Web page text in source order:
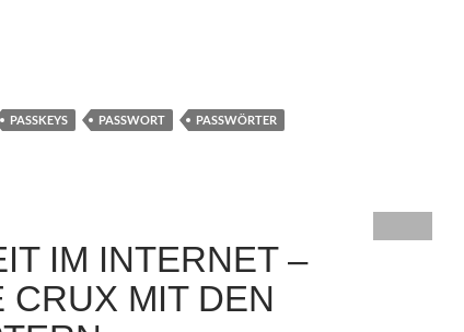
2: Das Ende der Passwörter
PASSKEYS PASSWORT
PASSWÖRTER
IM INTERNET –
CRUX MIT DEN